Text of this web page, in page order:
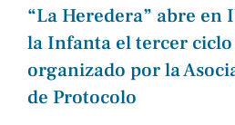
“La Heredera” abre en
la Infanta el tercer ciclo
organizado por la
de Protocolo